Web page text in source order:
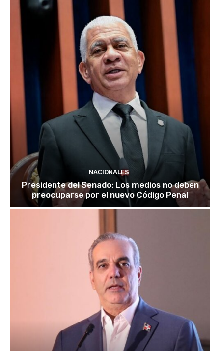
NACIONALES
Presidente del Senado: Los medios no deben
preocuparse por el nuevo Código Penal